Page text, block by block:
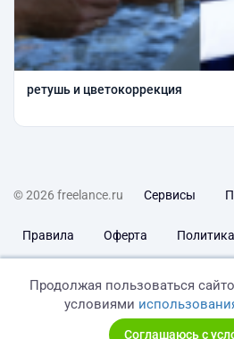
ретушь и цветокоррекция
© 2026 freelance.ru Сервисы
Правила Оферта
Продолжая пользоваться
условиями
Соглашаюсь с